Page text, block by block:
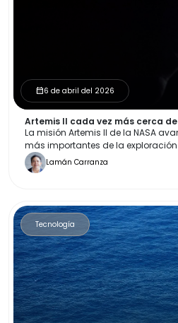
calendar_month6 de abril del 2026
Artemis II cada vez más cerca
La misión Artemis II de la NASA
más importantes de la
Lamán Carranza
Tecnología